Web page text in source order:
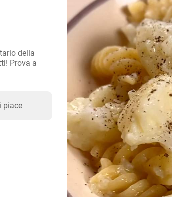
della
Prova a
piace